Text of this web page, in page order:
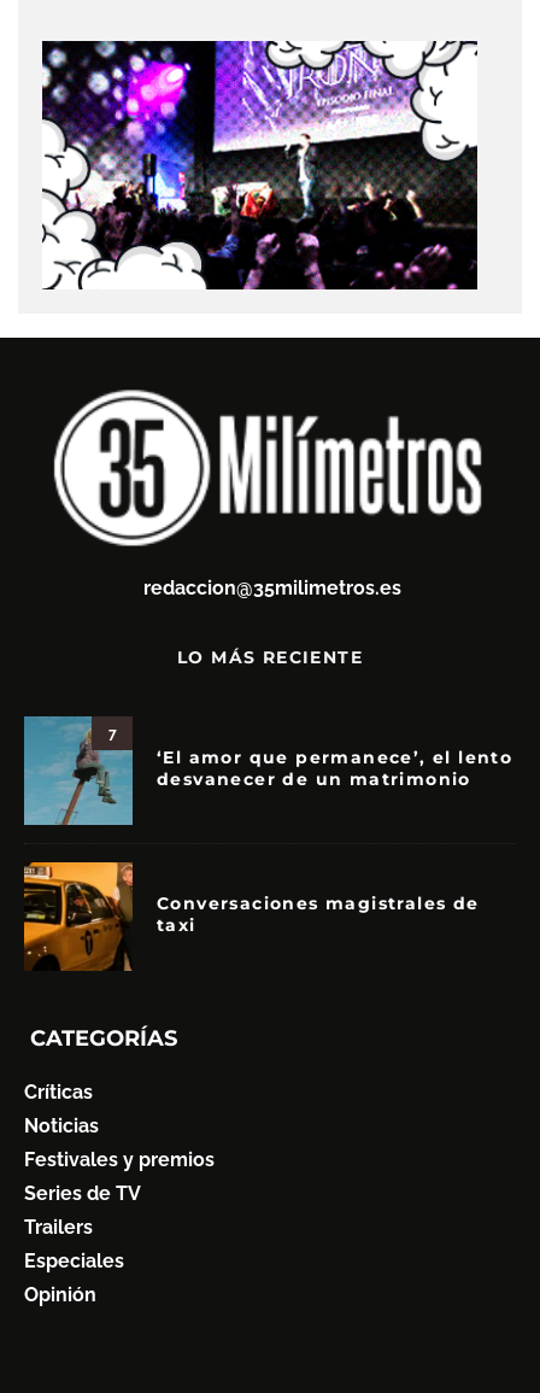
redaccion@35milimetros.es
LO MÁS RECIENTE
7
‘El amor que permanece’, el lento
desvanecer de un matrimonio
Conversaciones magistrales de
taxi
CATEGORÍAS
Críticas
Noticias
Festivales y premios
Series de TV
Trailers
Especiales
Opinión